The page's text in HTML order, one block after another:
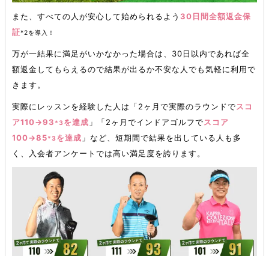
また、すべての人が安心して始められるよう 30日間全額返金保
証*2を導入！
万が一結果に満足がいかなかった場合は、30日以内であれば全
額返金してもらえるので結果が出るか不安な人でも気軽に利用で
きます。
実際にレッスンを経験した人は「2ヶ月で実際のラウンドでスコ
ア110→93 *3 を達成 」「2ヶ月でインドアゴルフでスコア
100→85*3 を達成 」など、短期間で結果を出している人も多
く、入会者アンケートでは高い満足度を誇ります。